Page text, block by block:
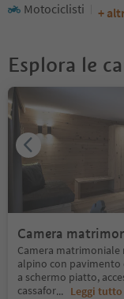
Motociclisti
+
Esplora le
Camera
Camera matrimoniale
alpino con pavimento
a schermo piatto,
cassafor... Leggi tutto